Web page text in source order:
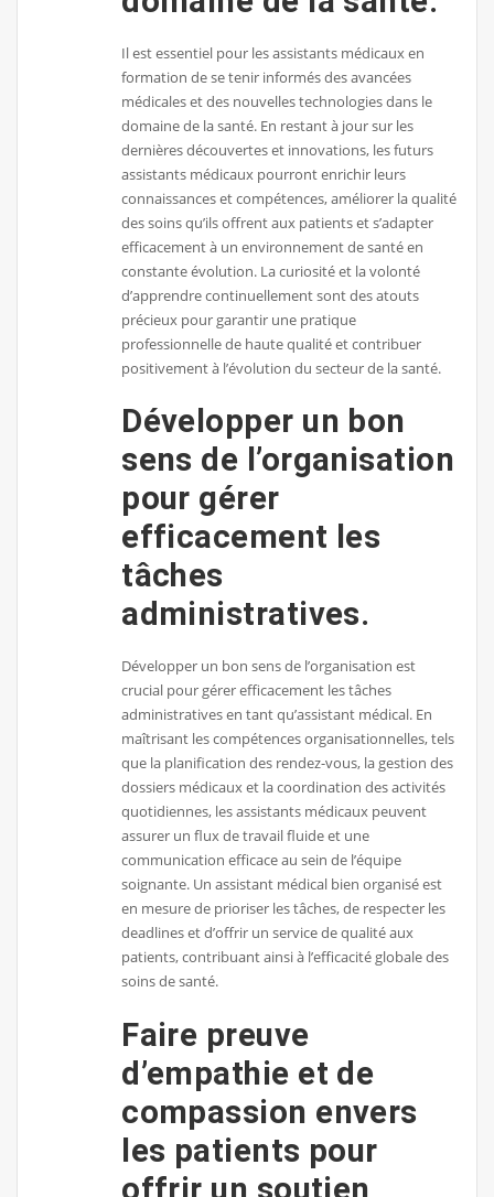
Il est essentiel pour les assistants médicaux en
formation de se tenir informés des avancées
médicales et des nouvelles technologies dans le
domaine de la santé. En restant à jour sur les
dernières découvertes et innovations, les futurs
assistants médicaux pourront enrichir leurs
connaissances et compétences, améliorer la qualité
des soins qu’ils offrent aux patients et s’adapter
efficacement à un environnement de santé en
constante évolution. La curiosité et la volonté
d’apprendre continuellement sont des atouts
précieux pour garantir une pratique
professionnelle de haute qualité et contribuer
positivement à l’évolution du secteur de la santé.
Développer un bon
sens de l’organisation
pour gérer
efficacement les
tâches
administratives.
Développer un bon sens de l’organisation est
crucial pour gérer efficacement les tâches
administratives en tant qu’assistant médical. En
maîtrisant les compétences organisationnelles, tels
que la planification des rendez-vous, la gestion des
dossiers médicaux et la coordination des activités
quotidiennes, les assistants médicaux peuvent
assurer un flux de travail fluide et une
communication efficace au sein de l’équipe
soignante. Un assistant médical bien organisé est
en mesure de prioriser les tâches, de respecter les
deadlines et d’offrir un service de qualité aux
patients, contribuant ainsi à l’efficacité globale des
soins de santé.
Faire preuve
d’empathie et de
compassion envers
les patients pour
offrir un soutien